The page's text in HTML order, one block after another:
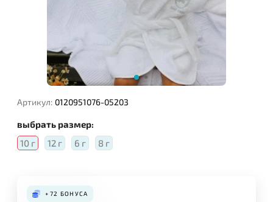
Артикул: 0120951076-05203
выбрать размер:
10 г
12 г 6 г 8 г
+72 БОНУСА